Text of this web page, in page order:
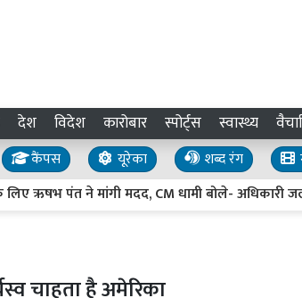
देश विदेश कारोबार स्पोर्ट्स स्वास्थ्य
कैंपस यूरेका शब्द रंग
पंत ने मांगी मदद, CM धामी बोले- अधिकारी जल्द
चाहता है अमेरिका